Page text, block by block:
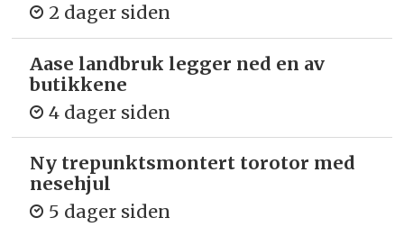
2 dager siden
Aase landbruk legger ned en av
butikkene
4 dager siden
Ny trepunkts­montert torotor med
nesehjul
5 dager siden